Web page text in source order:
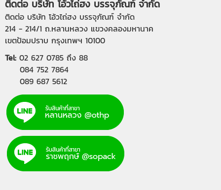
ติดต่อ บริษัท โอ้วไถ่ฮง บรรจุภัณฑ์ จำกัด
ติดต่อ บริษัท โอ้วไถ่ฮง บรรจุภัณฑ์ จำกัด
214 - 214/1 ถ.หลานหลวง แขวงคลองมหานาค
เขตป้อมปราบ กรุงเทพฯ 10100
Tel: 02 627 0785 ถึง 88
084 752 7864
089 687 5612